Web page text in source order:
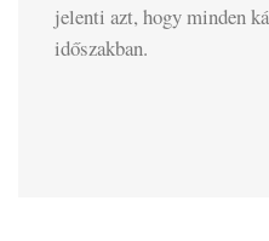
jelenti azt, hogy minden
időszakban.